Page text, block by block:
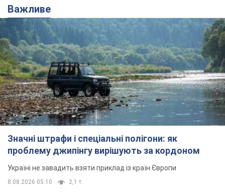
Важливе
Значні штрафи і спеціальні полігони: як
проблему джипінгу вирішують за кордоном
Україні не завадить взяти приклад із країн Європи
8.08.2026 05:10 2,1 т.